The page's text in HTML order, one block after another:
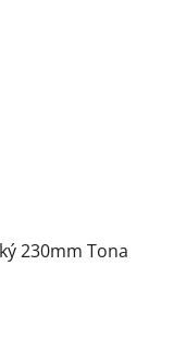
230mm Tona